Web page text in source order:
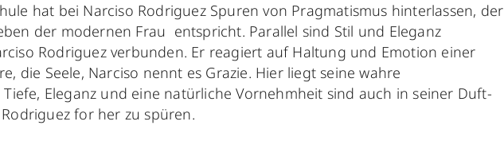
hat bei Narciso Rodriguez Spuren von Pragmatismus hinterlassen, der
der modernen Frau entspricht. Parallel sind Stil und Eleganz
Rodriguez verbunden. Er reagiert auf Haltung und Emotion einer
die Seele, Narciso nennt es Grazie. Hier liegt seine wahre
Eleganz und eine natürliche Vornehmheit sind auch in seiner Duft-
for her zu spüren.